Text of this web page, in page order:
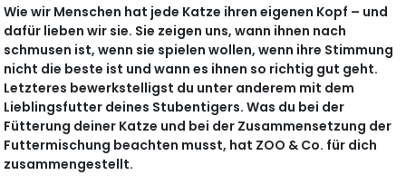
Wie wir Menschen hat jede Katze ihren eigenen Kopf – und
dafür lieben wir sie. Sie zeigen uns, wann ihnen nach
schmusen ist, wenn sie spielen wollen, wenn ihre Stimmung
nicht die beste ist und wann es ihnen so richtig gut geht.
Letzteres bewerkstelligst du unter anderem mit dem
Lieblingsfutter deines Stubentigers. Was du bei der
Fütterung deiner Katze und bei der Zusammensetzung der
Futtermischung beachten musst, hat ZOO & Co. für dich
zusammengestellt.